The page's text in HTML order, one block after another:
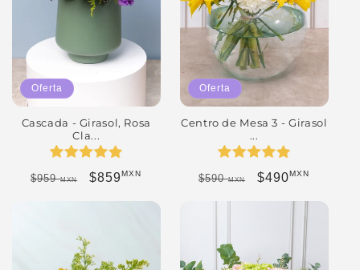
Oferta
Cascada - Girasol, Rosa
Cla...
Precio habitual
$959MXN Precio de oferta
$859MXN
Oferta
Centro de Mesa 3 - Girasol
...
Precio habitual
$590MXN Precio de oferta
$490MXN